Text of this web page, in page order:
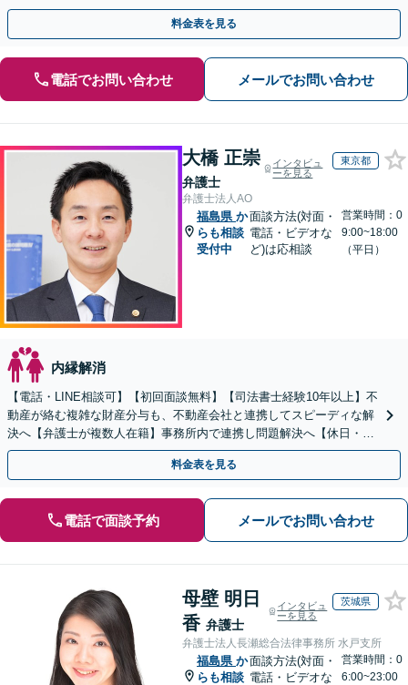
【休日夜間／オンライン相談OK】
料金表を見る
電話でお問い合わせ メールでお問い合わせ
大橋 正崇
弁護士
インタビュ
ーを見る
東京都
弁護士法人AO
福島県 か
らも相談
受付中
面談方法(対面・
電話・ビデオな
ど)は応相談
営業時間：0
9:00~18:00
（平日）
内縁解消
【電話・LINE相談可】【初回面談無料】【司法書士経験10年以上】不
動産が絡む複雑な財産分与も、不動産会社と連携してスピーディな解
決へ【弁護士が複数人在籍】事務所内で連携し問題解決へ【休日・夜
間面談可】【子連れ相談可】【虎ノ門駅1分】
料金表を見る
電話で面談予約 メールでお問い合わせ
母壁 明日
香 弁護士
インタビュ
ーを見る
茨城県
弁護士法人長瀬総合法律事務所 水戸支所
福島県 か
らも相談
面談方法(対面・
電話・ビデオな
営業時間：0
6:00~23:00